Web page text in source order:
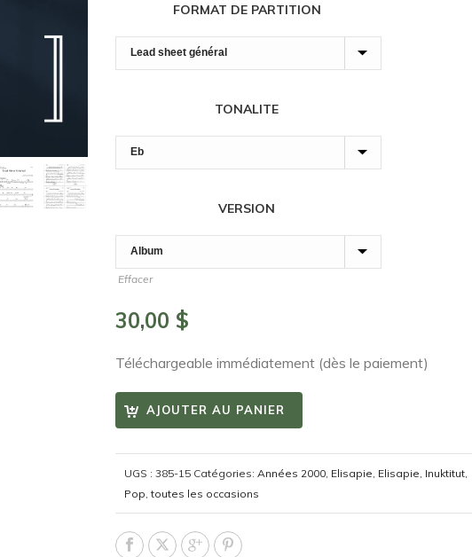
FORMAT DE PARTITION
TONALITE
VERSION
Effacer
30,00 $
Téléchargeable immédiatement (dès le paiement)
AJOUTER AU PANIER
UGS :385-15 Catégories:Années 2000, Elisapie, Elisapie, Inuktitut,
Pop,toutes les occasions